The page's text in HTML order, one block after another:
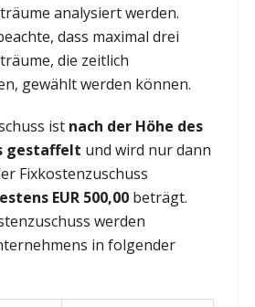
analysiert werden.
dass maximal drei
die zeitlich
gewählt werden können.
ist nach der Höhe des
gestaffelt und wird nur dann
Fixkostenzuschuss
EUR 500,00beträgt.
werden
in folgender